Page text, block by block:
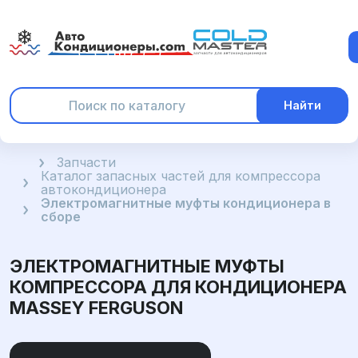
Найти
ГлавнаяЗапчасти
Каталог запасных частей для компрессора
автокондиционера
Электромагнитные муфты кондиционера в
сборе
ЭЛЕКТРОМАГНИТНЫЕ МУФТЫ
КОМПРЕССОРА ДЛЯ КОНДИЦИОНЕРА
MASSEY FERGUSON